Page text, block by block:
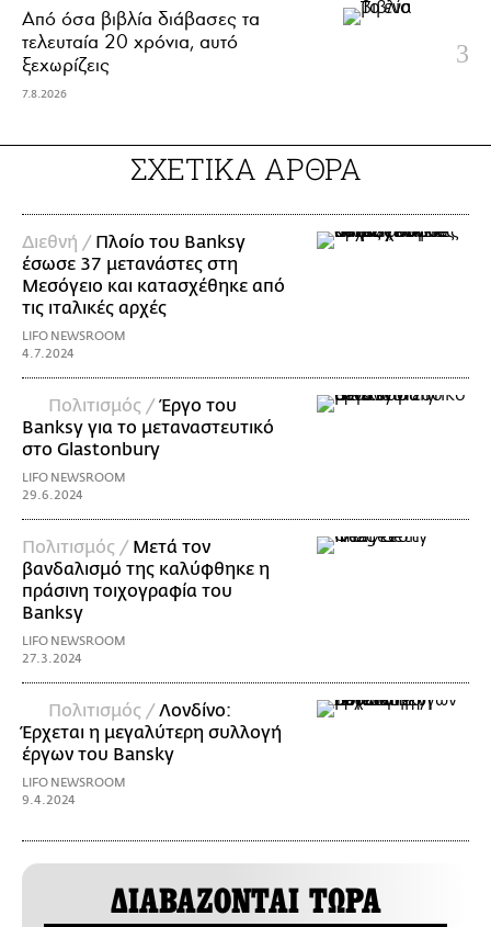
Από όσα βιβλία διάβασες τα
τελευταία 20 χρόνια, αυτό
ξεχωρίζεις
7.8.2026
ΣΧΕΤΙΚΑ ΑΡΘΡΑ
Διεθνή / Πλοίο του Banksy
έσωσε 37 μετανάστες στη
Μεσόγειο και κατασχέθηκε από
τις ιταλικές αρχές
LIFO NEWSROOM
4.7.2024
Πολιτισμός /Έργο του
Banksy για το μεταναστευτικό
στο Glastonbury
LIFO NEWSROOM
29.6.2024
Πολιτισμός / Μετά τον
βανδαλισμό της καλύφθηκε η
πράσινη τοιχογραφία του
Banksy
LIFO NEWSROOM
27.3.2024
Πολιτισμός /Λονδίνο:
Έρχεται η μεγαλύτερη συλλογή
έργων του Bansky
LIFO NEWSROOM
9.4.2024
ΔΙΑΒΑΖΟΝΤΑΙ ΤΩΡΑ